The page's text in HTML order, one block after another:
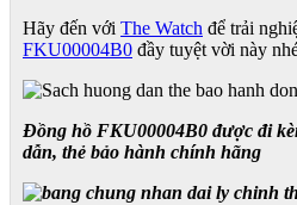
Hãy đến với The Watch để trải
FKU00004B0 đầy tuyệt vời này
Đồng hồ FKU00004B0 được đi
dẫn, thẻ bảo hành chính hãng